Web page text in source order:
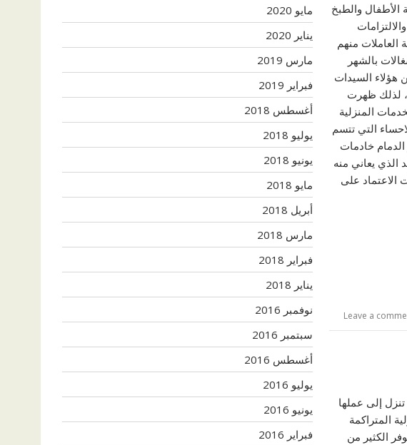
الأطفال والطبخ
العاملات منهم
بالشهر
هؤلاء السيدات
لذلك ظهرت
المنزلية
التي تتسم
الدمام خادمات
الذي يعاني منه
الاعتماد على
Leave a
إلى عملها
المتراكمة
الكثير من
مايو 2020
يناير 2020
مارس 2019
فبراير 2019
أغسطس 2018
يوليو 2018
يونيو 2018
مايو 2018
أبريل 2018
مارس 2018
فبراير 2018
يناير 2018
نوفمبر 2016
سبتمبر 2016
أغسطس 2016
يوليو 2016
يونيو 2016
فبراير 2016